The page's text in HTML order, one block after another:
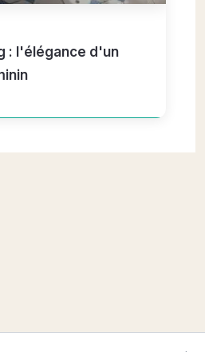
: l'élégance d'un